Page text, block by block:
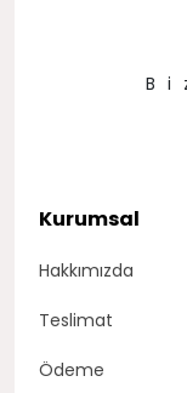
Kurumsal
Hakkımızda
Teslimat
Ödeme